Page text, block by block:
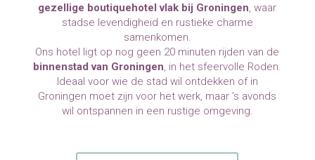
gezellige boutiquehotel vlak bij Groningen , waar
stadse levendigheid en rustieke charme
samenkomen.
Ons hotel ligt op nog geen 20 minuten rijden van de
binnenstad van Groningen , in het sfeervolle Roden.
Ideaal voor wie de stad wil ontdekken of in
Groningen moet zijn voor het werk, maar ’s avonds
wil ontspannen in een rustige omgeving.